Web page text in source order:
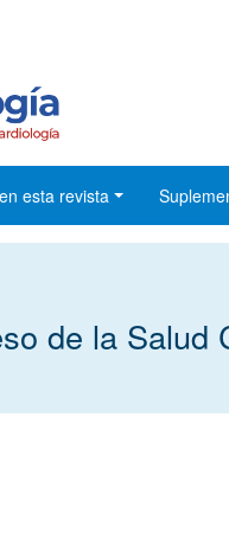
esta revista
de la Salud